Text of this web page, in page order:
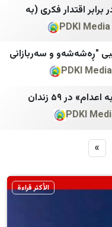
(به
🔹 ادامه کارزار «سه‌شنبه‌های نه به اعدام» در ۵۹ زندان
الأكثر قراءة